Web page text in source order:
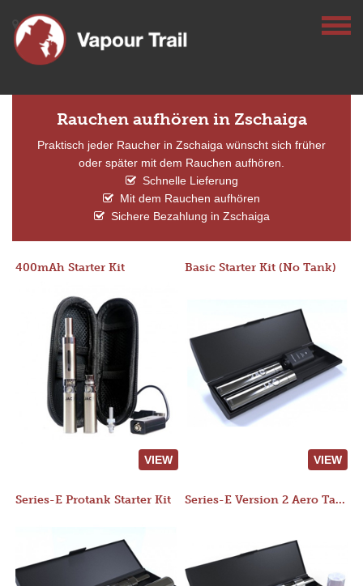
Rauchen aufhören in Zschaiga
Praktisch jeder Raucher in Zschaiga wünscht sich früher
oder später mit dem Rauchen aufhören.
Schnelle Lieferung
Mit dem Rauchen aufhören
Sichere Bezahlung in Zschaiga
400mAh Starter Kit
VIEW
Basic Starter Kit (No Tank)
VIEW
Series-E Protank Starter Kit Series-E Version 2 Aero Tank Starter Kit